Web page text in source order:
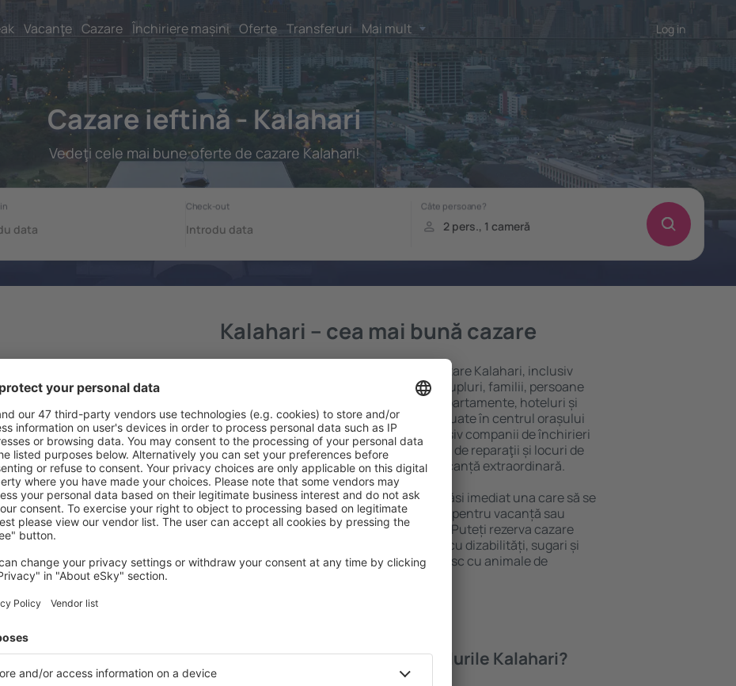
Vacanţe Cazare Închiriere mașini Oferte Transferuri Mai mult Log in
Cazare ieftină - Kalahari
Vedeţi cele mai bune oferte de cazare Kalahari!
pentru fiecare buget şi
de proprietăți spațioase,
facilități, precum și de
zile în timpul unui city break.
în centrul orașului, lângă
puțin populare. Acest lucru
în funcție de nevoi și de
aveți garanţia că după
fără a fi nevoie să căutaţi un
cazare. Rezervaţi cazarea
bucura de o călătorie
Kalahari – cea mai bună cazare
Puteți alege dintr-o ofertă variată de cazare Kalahari, inclusiv
proprietăți pentru o singură persoană, cupluri, familii, persoane
ȋn vârstă și grupuri. Oaspeţii pot sta în apartamente, hoteluri și
pensiuni care oferă intimitate și sunt situate în centrul orașului
Kalahari. Facilitățile din apropiere, inclusiv companii de închirieri
auto, transport public, magazine, centre de reparaţii și locuri de
relaxare sau distracţie, garantează o vacanță extraordinară.
Dacă doriţi cazare de lux Kalahari, veţi găsi imediat una care să se
potrivească. Veți găsi tot ce aveți nevoie pentru vacanță sau
călătoria de afaceri la destinația aleasă. Puteți rezerva cazare
Kalahari cu facilități pentru persoanele cu dizabilități, sugari și
copii, precum și pentru cei care călătoresc cu animale de
Ce fel de facilităţi oferă hotelurile Kalahari?